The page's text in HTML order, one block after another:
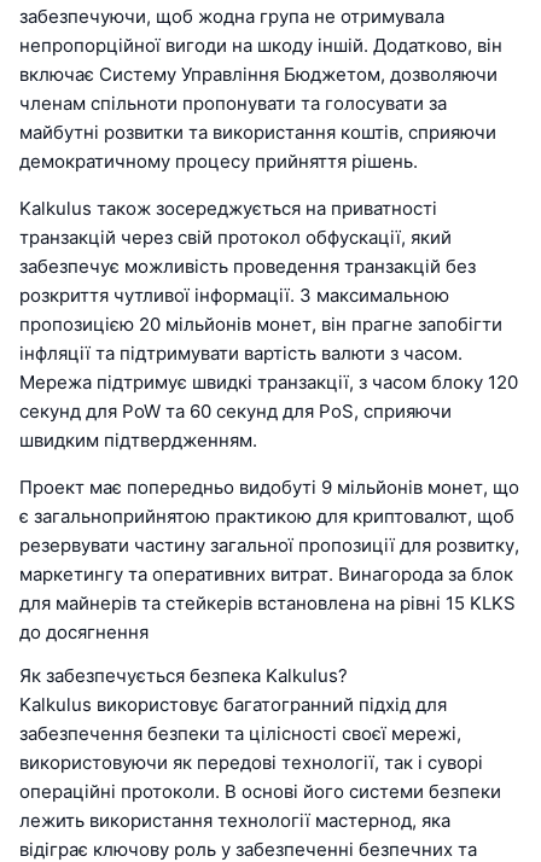
забезпечуючи, щоб жодна група не отримувала
непропорційної вигоди на шкоду іншій. Додатково, він
включає Систему Управління Бюджетом, дозволяючи
членам спільноти пропонувати та голосувати за
майбутні розвитки та використання коштів, сприяючи
демократичному процесу прийняття рішень.
Kalkulus також зосереджується на приватності
транзакцій через свій протокол обфускації, який
забезпечує можливість проведення транзакцій без
розкриття чутливої інформації. З максимальною
пропозицією 20 мільйонів монет, він прагне запобігти
інфляції та підтримувати вартість валюти з часом.
Мережа підтримує швидкі транзакції, з часом блоку 120
секунд для PoW та 60 секунд для PoS, сприяючи
швидким підтвердженням.
Проект має попередньо видобуті 9 мільйонів монет, що
є загальноприйнятою практикою для криптовалют, щоб
резервувати частину загальної пропозиції для розвитку,
маркетингу та оперативних витрат. Винагорода за блок
для майнерів та стейкерів встановлена на рівні 15 KLKS
до досягнення
Як забезпечується безпека Kalkulus?
Kalkulus використовує багатогранний підхід для
забезпечення безпеки та цілісності своєї мережі,
використовуючи як передові технології, так і суворі
операційні протоколи. В основі його системи безпеки
лежить використання технології мастернод, яка
відіграє ключову роль у забезпеченні безпечних та